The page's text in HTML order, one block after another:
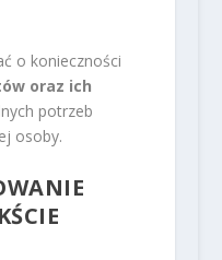
o konieczności
oraz ich
potrzeb
osoby.